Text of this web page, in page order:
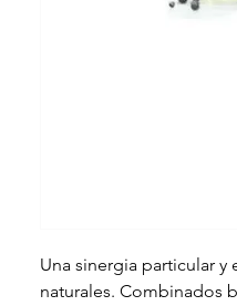
Una sinergia particular y
naturales. Combinados